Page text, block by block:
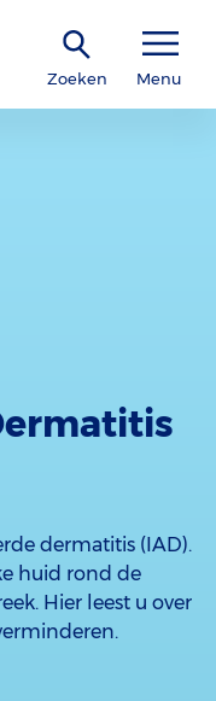
Zoeken Menu
dermatitis (IAD).
huid rond de
Hier leest u over